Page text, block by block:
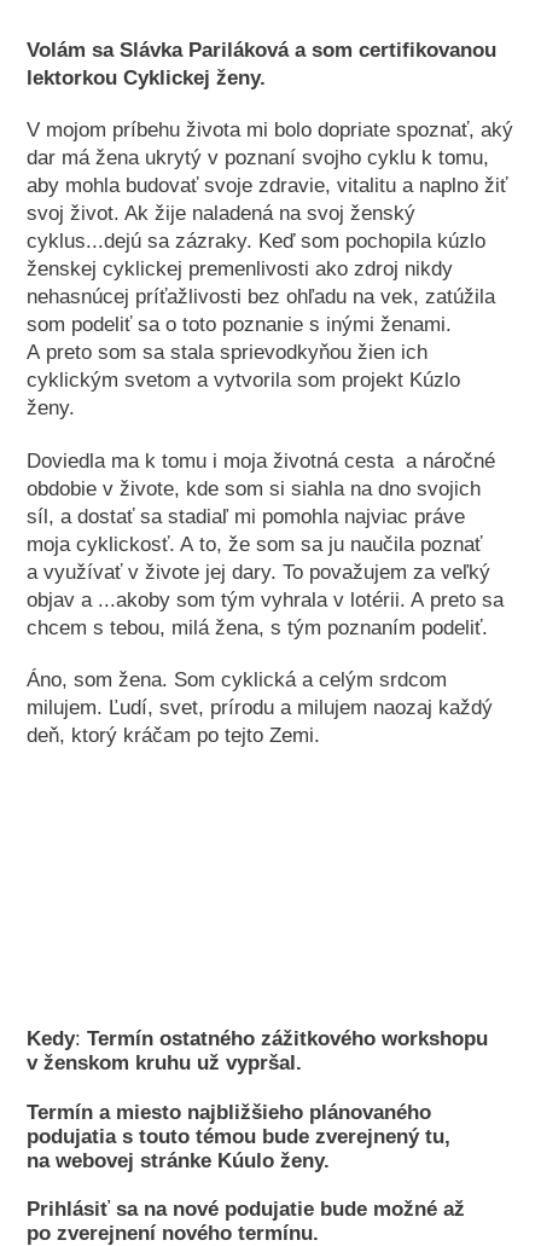
Volám sa Slávka Pariláková a som certifikovanou
lektorkou Cyklickej ženy.
V mojom príbehu života mi bolo dopriate spoznať, aký
dar má žena ukrytý v poznaní svojho cyklu k tomu,
aby mohla budovať svoje zdravie, vitalitu a naplno žiť
svoj život. Ak žije naladená na svoj ženský
cyklus...dejú sa zázraky. Keď som pochopila kúzlo
ženskej cyklickej premenlivosti ako zdroj nikdy
nehasnúcej príťažlivosti bez ohľadu na vek, zatúžila
som podeliť sa o toto poznanie s inými ženami.
A preto som sa stala sprievodkyňou žien ich
cyklickým svetom a vytvorila som projekt Kúzlo
ženy.
Doviedla ma k tomu i moja životná cesta a náročné
obdobie v živote, kde som si siahla na dno svojich
síl, a dostať sa stadiaľ mi pomohla najviac práve
moja cyklickosť. A to, že som sa ju naučila poznať
a využívať v živote jej dary. To považujem za veľký
objav a ...akoby som tým vyhrala v lotérii. A preto sa
chcem s tebou, milá žena, s tým poznaním podeliť.
Áno, som žena. Som cyklická a celým srdcom
milujem. Ľudí, svet, prírodu a milujem naozaj každý
deň, ktorý kráčam po tejto Zemi.
Kedy:Termín ostatného zážitkového workshopu
v ženskom kruhu už vypršal.
Termín a miesto najbližšieho plánovaného
podujatia s touto témou bude zverejnený tu,
na webovej stránke Kúulo ženy.
Prihlásiť sa na nové podujatie bude možné až
po zverejnení nového termínu.